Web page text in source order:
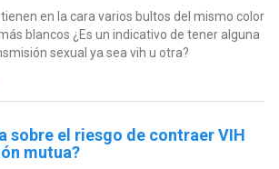
en la cara varios bultos del mismo color
blancos ¿Es un indicativo de tener alguna
sexual ya sea vih u otra?
sobre el riesgo de contraer VIH
mutua?